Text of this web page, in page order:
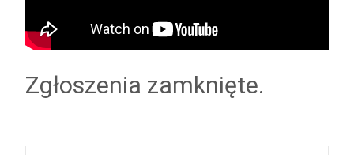
Zgłoszenia zamknięte.